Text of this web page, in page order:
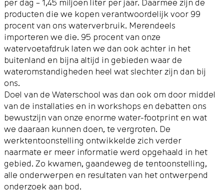
producten die we kopen verantwoordelijk voor 99
procent van ons waterverbruik. Merendeels
importeren we die. 95 procent van onze
watervoetafdruk laten we dan ook achter in het
buitenland en bijna altijd in gebieden waar de
wateromstandigheden heel wat slechter zijn dan bij
ons.
Doel van de Waterschool was dan ook om door middel
van de installaties en in workshops en debatten ons
bewustzijn van onze enorme water-footprint en wat
we daaraan kunnen doen, te vergroten. De
werktentoonstelling ontwikkelde zich verder
naarmate er meer informatie werd opgehaald in het
gebied. Zo kwamen, gaandeweg de tentoonstelling,
alle onderwerpen en resultaten van het ontwerpend
onderzoek aan bod.